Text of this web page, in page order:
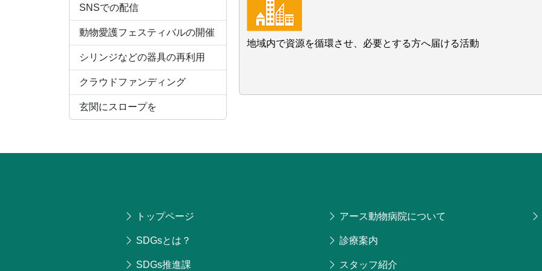
地域内で資源を循環させ、必要とする方へ届ける活動
SNSでの配信
動物愛護フェスティバルの開催
シリンジなどの器具の再利用
クラウドファンディング
玄関にスロープを
トップページ
SDGsとは？
SDGs推進課
アース動物病院について
診療案内
スタッフ紹介